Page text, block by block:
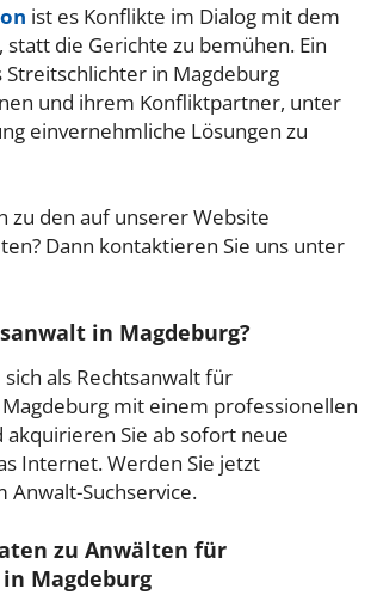
ist es Konflikte im Dialog mit dem
statt die Gerichte zu bemühen. Ein
Streitschlichter in Magdeburg
und ihrem Konfliktpartner, unter
einvernehmliche Lösungen zu
zu den auf unserer Website
Dann kontaktieren Sie uns unter
in Magdeburg?
als Rechtsanwalt für
mit einem professionellen
akquirieren Sie ab sofort neue
Internet. Werden Sie jetzt
Anwalt-Suchservice.
zu Anwälten für
Magdeburg